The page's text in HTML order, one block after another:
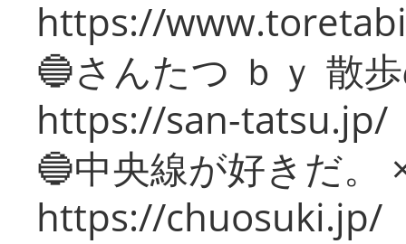
https://
🔵さんたつ ｂｙ 散
https://san-tatsu.jp/
🔵中央線が好きだ。
https://chuosuki.jp/